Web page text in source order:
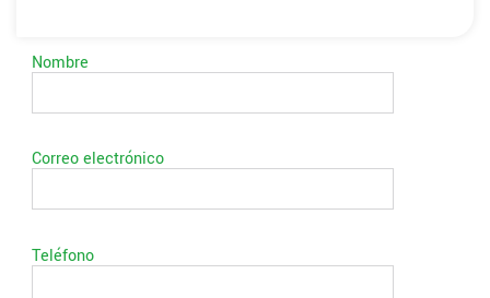
Nombre
Correo electrónico
Teléfono